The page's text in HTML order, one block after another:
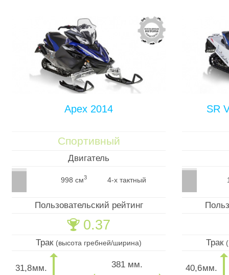
Apex 2014
Спортивный
Двигатель
998 см3 4-х тактный
Пользовательский рейтинг
🏆 0.37
Трак (высота гребней/ширина)
31,8мм. 381 мм.
SR
Трак
40,6мм.